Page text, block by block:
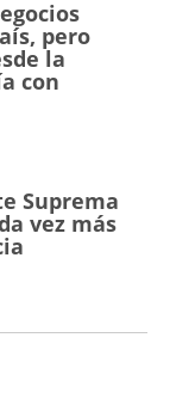
pero
la
con
Suprema
vez más